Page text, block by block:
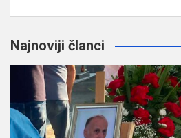
Najnoviji članci